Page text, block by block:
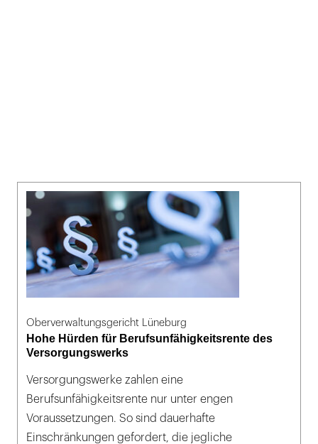
Oberverwaltungsgericht Lüneburg
Hohe Hürden für Berufsunfähigkeitsrente des
Versorgungswerks
Versorgungswerke zahlen eine
Berufsunfähigkeitsrente nur unter engen
Voraussetzungen. So sind dauerhafte
Einschränkungen gefordert, die jegliche